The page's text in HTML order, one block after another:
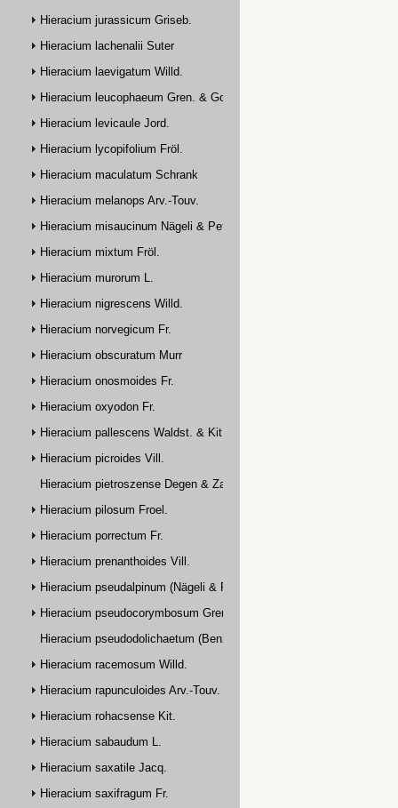
Hieracium jurassicum Griseb.
Hieracium lachenalii Suter
Hieracium laevigatum Willd.
Hieracium leucophaeum Gren. & Godr.
Hieracium levicaule Jord.
Hieracium lycopifolium Fröl.
Hieracium maculatum Schrank
Hieracium melanops Arv.-Touv.
Hieracium misaucinum Nägeli & Peter
Hieracium mixtum Fröl.
Hieracium murorum L.
Hieracium nigrescens Willd.
Hieracium norvegicum Fr.
Hieracium obscuratum Murr
Hieracium onosmoides Fr.
Hieracium oxyodon Fr.
Hieracium pallescens Waldst. & Kit.
Hieracium picroides Vill.
Hieracium pietroszense Degen & Zahn
Hieracium pilosum Froel.
Hieracium porrectum Fr.
Hieracium prenanthoides Vill.
Hieracium pseudalpinum (Nägeli & Peter) Prain
Hieracium pseudocorymbosum Gremli
Hieracium pseudodolichaetum (Benz & Zahn) Zahn
Hieracium racemosum Willd.
Hieracium rapunculoides Arv.-Touv.
Hieracium rohacsense Kit.
Hieracium sabaudum L.
Hieracium saxatile Jacq.
Hieracium saxifragum Fr.